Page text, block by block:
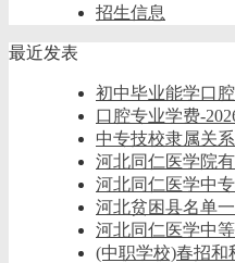
招生信息
最近发表
初中毕业能学口
口腔专业学费-
中专技校隶属关
河北同仁医学院
河北同仁医学中
河北贫困县名单
河北同仁医学中
(中职学校)春招和